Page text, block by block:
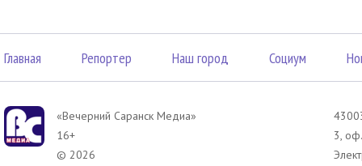
Главная Репортер Наш город Социум
«Вечерний Саранск Mедиа»
16+
© 2026
3,